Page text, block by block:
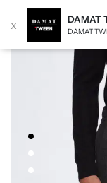
x DAMAT
DAMAT